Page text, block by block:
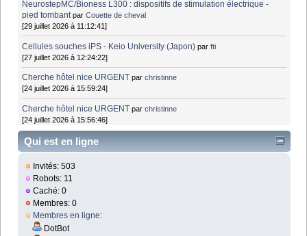
NeurostepMC/Bioness L300 : dispositifs de stimulation électrique -
pied tombant parCouette de cheval
[29 juillet 2026 à 11:12:41]
Cellules souches iPS - Keio University (Japon) parfti
[27 juillet 2026 à 12:24:22]
Cherche hôtel nice URGENT parchristinne
[24 juillet 2026 à 15:59:24]
Cherche hôtel nice URGENT parchristinne
[24 juillet 2026 à 15:56:46]
Qui est en ligne
Invités: 503
Robots: 11
Caché: 0
Membres: 0
Membres en ligne:
DotBot